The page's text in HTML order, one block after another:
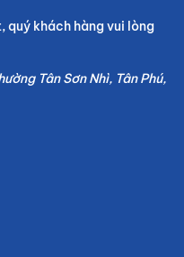
khách hàng vui lòng
Tân Sơn Nhì, Tân Phú,